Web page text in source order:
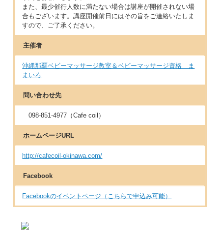
また、最少催行人数に満たない場合は講座が開催されない場
合もございます。講座開催前日にはその旨をご連絡いたしま
すので、ご了承ください。
主催者
沖縄那覇ベビーマッサージ教室＆ベビーマッサージ資格 ま
まいろ
問い合わせ先
098-851-4977（Cafe coil）
ホームページURL
http://cafecoil-okinawa.com/
Facebook
Facebookのイベントページ（こちらで申込み可能）